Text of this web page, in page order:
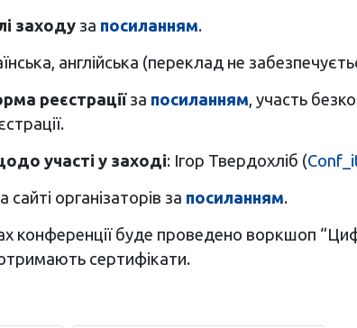
заходуза посиланням.
англійська (переклад не
реєстраціїза посиланням , участь
участі у заході: Ігор Твердохліб (
сайті організаторів за посиланням.
конференції буде проведено воркшоп
сертифікати.